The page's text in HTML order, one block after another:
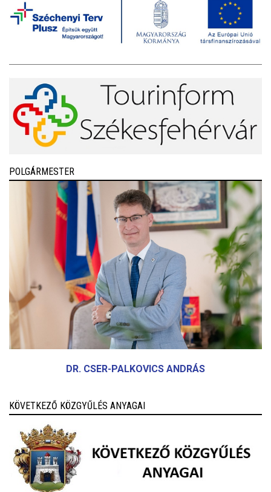
POLGÁRMESTER
DR. CSER-PALKOVICS ANDRÁS
KÖVETKEZŐ KÖZGYŰLÉS ANYAGAI